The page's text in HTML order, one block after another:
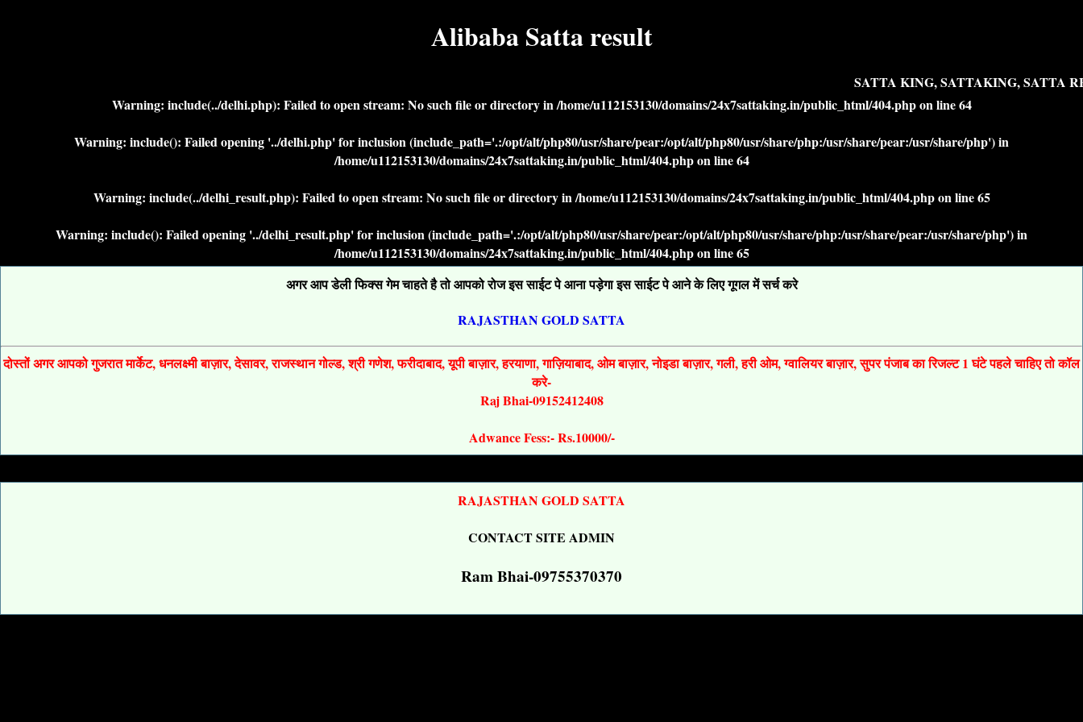
Alibaba Satta result
SATTA KING, SATTAKING, SATTA
Warning: include(../delhi.php): Failed to open stream: No such file or directory in/home/u112153130/domains/24x7sattaking.in/public_html/404.phpon line64
Warning: include(): Failed opening '../delhi.php' for inclusion (include_path='.:/opt/alt/php80/usr/share/pear:/opt/alt/php80/usr/share/php:/usr/share/pear:/usr/share/php') in
/home/u112153130/domains/24x7sattaking.in/public_html/404.phpon line64
Warning: include(../delhi_result.php): Failed to open stream: No such file or directory in/home/u112153130/domains/24x7sattaking.in/public_html/404.phpon line65
Warning: include(): Failed opening '../delhi_result.php' for inclusion (include_path='.:/opt/alt/php80/usr/share/pear:/opt/alt/php80/usr/share/php:/usr/share/pear:/usr/share/php') in
/home/u112153130/domains/24x7sattaking.in/public_html/404.phpon line65
अगर आप डेली फिक्स गेम चाहते है तो आपको रोज इस साईट पे आना पड़ेगा इस साईट पे आने के लिए गूगल में सर्च करे
RAJASTHAN GOLD SATTA
दोस्तों अगर आपको गुजरात मार्केट, धनलक्ष्मी बाज़ार, देसावर, राजस्थान गोल्ड, श्री गणेश, फरीदाबाद, यूपी बाज़ार, हरयाणा, गाज़ियाबाद, ओम बाज़ार, नोइडा बाज़ार, गली, हरी ओम, ग्वालियर बाज़ार, सुपर पंजाब का रिजल्ट 1 घंटे पहले चाहिए तो कॉल
करे-
Raj Bhai-09152412408
Adwance Fess:- Rs.10000/-
RAJASTHAN GOLD SATTA
CONTACT SITE ADMIN
Ram Bhai-09755370370